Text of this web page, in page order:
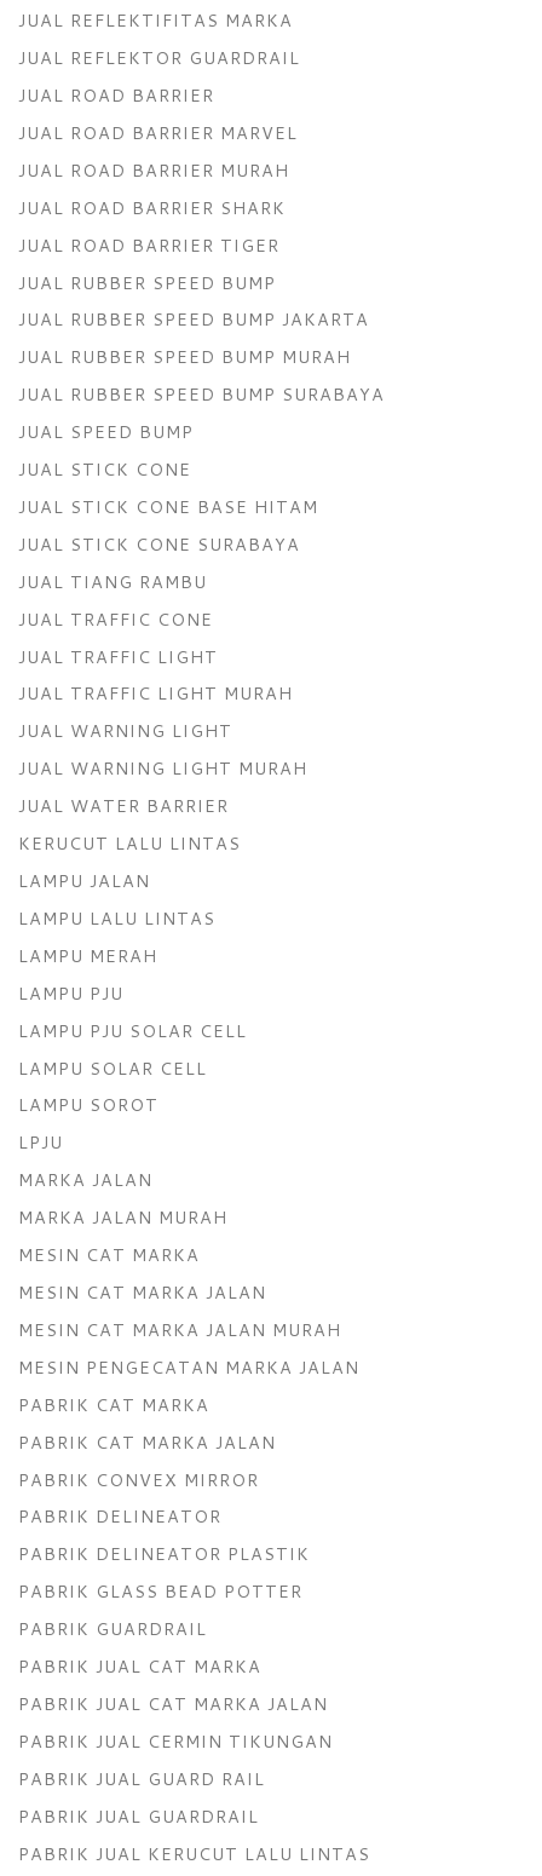
JUAL REFLEKTIFITAS MARKA
JUAL REFLEKTOR GUARDRAIL
JUAL ROAD BARRIER
JUAL ROAD BARRIER MARVEL
JUAL ROAD BARRIER MURAH
JUAL ROAD BARRIER SHARK
JUAL ROAD BARRIER TIGER
JUAL RUBBER SPEED BUMP
JUAL RUBBER SPEED BUMP JAKARTA
JUAL RUBBER SPEED BUMP MURAH
JUAL RUBBER SPEED BUMP SURABAYA
JUAL SPEED BUMP
JUAL STICK CONE
JUAL STICK CONE BASE HITAM
JUAL STICK CONE SURABAYA
JUAL TIANG RAMBU
JUAL TRAFFIC CONE
JUAL TRAFFIC LIGHT
JUAL TRAFFIC LIGHT MURAH
JUAL WARNING LIGHT
JUAL WARNING LIGHT MURAH
JUAL WATER BARRIER
KERUCUT LALU LINTAS
LAMPU JALAN
LAMPU LALU LINTAS
LAMPU MERAH
LAMPU PJU
LAMPU PJU SOLAR CELL
LAMPU SOLAR CELL
LAMPU SOROT
LPJU
MARKA JALAN
MARKA JALAN MURAH
MESIN CAT MARKA
MESIN CAT MARKA JALAN
MESIN CAT MARKA JALAN MURAH
MESIN PENGECATAN MARKA JALAN
PABRIK CAT MARKA
PABRIK CAT MARKA JALAN
PABRIK CONVEX MIRROR
PABRIK DELINEATOR
PABRIK DELINEATOR PLASTIK
PABRIK GLASS BEAD POTTER
PABRIK GUARDRAIL
PABRIK JUAL CAT MARKA
PABRIK JUAL CAT MARKA JALAN
PABRIK JUAL CERMIN TIKUNGAN
PABRIK JUAL GUARD RAIL
PABRIK JUAL GUARDRAIL
PABRIK JUAL KERUCUT LALU LINTAS